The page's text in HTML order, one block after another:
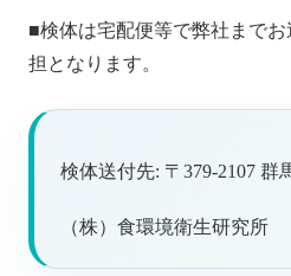
■検体は宅配便等で弊社まで
担となります。
検体送付先: 〒379-2107 群
（株）食環境衛生研究所